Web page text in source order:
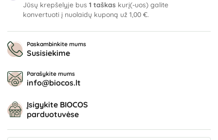
Jūsų krepšelyje bus 1 taškas kurį(-uos) galite
konvertuoti į nuolaidų kuponą už 1,00 €.
Paskambinkite mums
Susisiekime
Parašykite mums
info@biocos.lt
Įsigykite BIOCOS
parduotuvėse